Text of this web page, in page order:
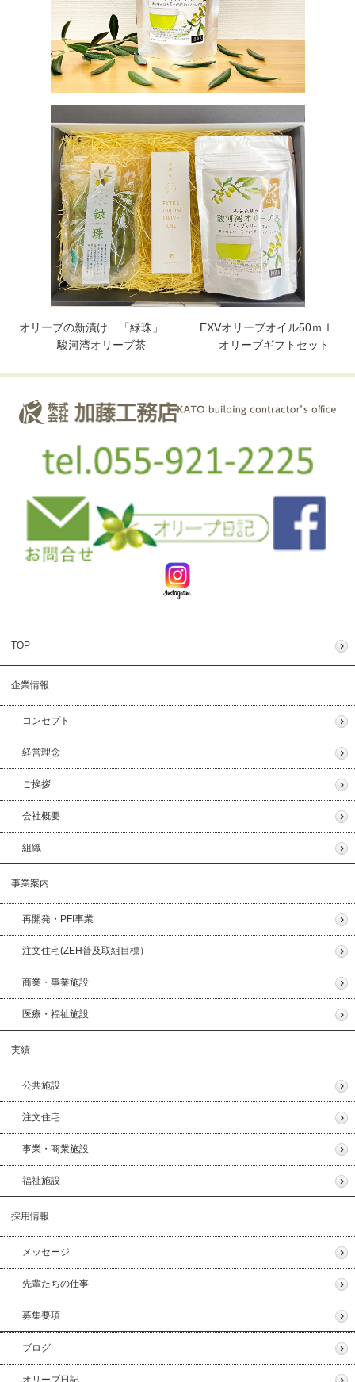
オリーブの新漬け 「緑珠」 EXVオリーブオイル50ｍｌ
駿河湾オリーブ茶 オリーブギフトセット
TOP
企業情報
コンセプト
経営理念
ご挨拶
会社概要
組織
事業案内
再開発・PFI事業
注文住宅(ZEH普及取組目標）
商業・事業施設
医療・福祉施設
実績
公共施設
注文住宅
事業・商業施設
福祉施設
採用情報
メッセージ
先輩たちの仕事
募集要項
ブログ
オリーブ日記